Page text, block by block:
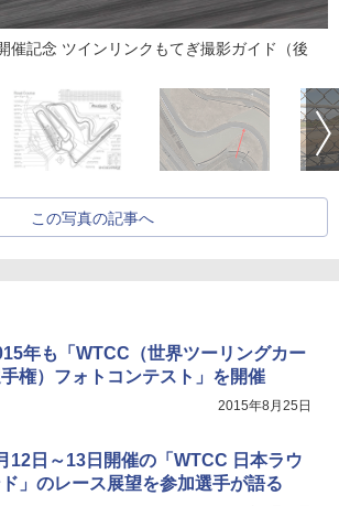
催記念 ツインリンクもてぎ撮影ガイド（後
この写真の記事へ
年も「WTCC（世界ツーリングカー
権）フォトコンテスト」を開催
2015年8月25日
12日～13日開催の「WTCC 日本ラウ
ド」のレース展望を参加選手が語る